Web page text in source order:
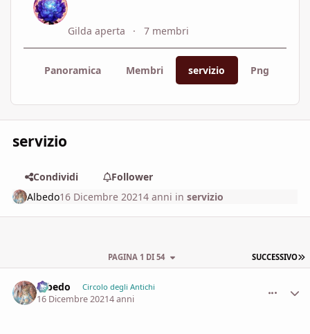
Gilda aperta 7 membri
Panoramica Membri servizio Png
servizio
Condividi
Follower
Albedo16 Dicembre 20214 anni inservizio
SUCCESSIVO
PAGINA 1 DI 54
Albedo Circolo degli Antichi
16 Dicembre 20214 anni